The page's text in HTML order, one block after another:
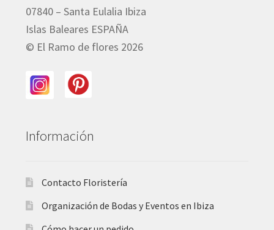
07840 – Santa Eulalia Ibiza
Islas Baleares ESPAÑA
© El Ramo de flores 2026
Información
Contacto Floristería
Organización de Bodas y Eventos en Ibiza